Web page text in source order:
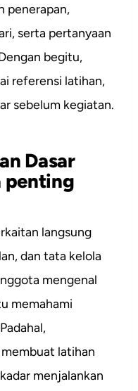
penerapan,
serta pertanyaan
begitu,
referensi latihan,
sebelum kegiatan.
Dasar
penting
langsung
dan tata kelola
mengenal
memahami
latihan
menjalankan